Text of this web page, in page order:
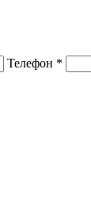
Телефон *